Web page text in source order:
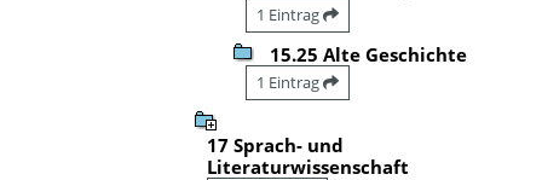
1 Eintrag
15.25 Alte Geschichte
1 Eintrag
17 Sprach- und
Literaturwissenschaft